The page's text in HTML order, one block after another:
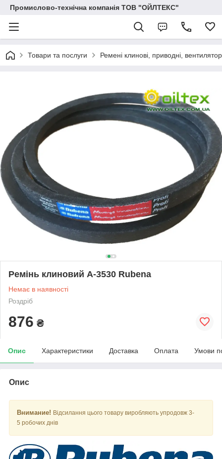
Промислово-технічна компанія ТОВ "ОЙЛТЕКС"
Товари та послуги Ремені клинові, приводні,
Ремінь клиновий А-3530 Rubena
Немає в наявності
Роздріб
876 ₴
Опис Характеристики Доставка Оплата Умови
Опис
Внимание! Відсилання цього товару виробляють упродовж 3-
5 робочих днів